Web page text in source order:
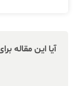
آیا این مقاله